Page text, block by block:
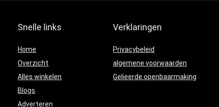
Snelle links
Home
Overzicht
Alles winkelen
Blogs
Adverteren
Verklaringen
Privacybeleid
algemene voorwaarden
Gelieerde openbaarmaking